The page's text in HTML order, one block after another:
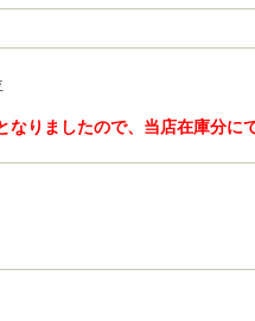
なりましたので、当店在庫分に